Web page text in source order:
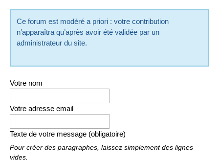
Ce forum est modéré a priori : votre contribution
n’apparaîtra qu’après avoir été validée par un
administrateur du site.
Votre nom
Votre adresse email
Texte de votre message (obligatoire)
Pour créer des paragraphes, laissez simplement des lignes
vides.